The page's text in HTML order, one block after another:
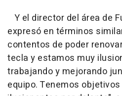
Y el director del área de
expresó en términos
contentos de poder
tecla y estamos muy
trabajando y mejorando
equipo. Tenemos